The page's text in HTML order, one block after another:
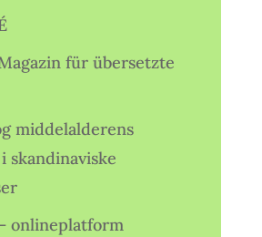
für übersetzte
middelalderens
onlineplatform